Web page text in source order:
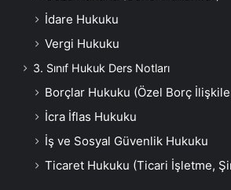
İdare Hukuku
Vergi Hukuku
3. Sınıf Hukuk Ders Notları
Borçlar Hukuku (Özel Borç
İcra İflas Hukuku
İş ve Sosyal Güvenlik Hukuku
Ticaret Hukuku (Ticari İşletme,